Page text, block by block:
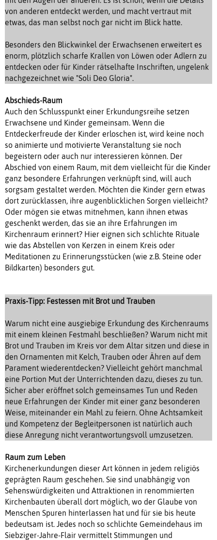
von anderen entdeckt werden, und macht vertraut mit
etwas, das man selbst noch gar nicht im Blick hatte.
Besonders den Blickwinkel der Erwachsenen erweitert es
enorm, plötzlich scharfe Krallen von Löwen oder Adlern zu
entdecken oder für Kinder rätselhafte Inschriften, ungelenk
nachgezeichnet wie "Soli Deo Gloria".
Abschieds-Raum
Auch den Schlusspunkt einer Erkundungsreihe setzen
Erwachsene und Kinder gemeinsam. Wenn die
Entdeckerfreude der Kinder erloschen ist, wird keine noch
so animierte und motivierte Veranstaltung sie noch
begeistern oder auch nur interessieren können. Der
Abschied von einem Raum, mit dem vielleicht für die Kinder
ganz besondere Erfahrungen verknüpft sind, will auch
sorgsam gestaltet werden. Möchten die Kinder gern etwas
dort zurücklassen, ihre augenblicklichen Sorgen vielleicht?
Oder mögen sie etwas mitnehmen, kann ihnen etwas
geschenkt werden, das sie an ihre Erfahrungen im
Kirchenraum erinnert? Hier eignen sich schlichte Rituale
wie das Abstellen von Kerzen in einem Kreis oder
Meditationen zu Erinnerungsstücken (wie z.B. Steine oder
Bildkarten) besonders gut.
Praxis-Tipp: Festessen mit Brot und Trauben
Warum nicht eine ausgiebige Erkundung des Kirchenraums
mit einem kleinen Festmahl beschließen? Warum nicht mit
Brot und Trauben im Kreis vor dem Altar sitzen und diese in
den Ornamenten mit Kelch, Trauben oder Ähren auf dem
Parament wiederentdecken? Vielleicht gehört manchmal
eine Portion Mut der Unterrichtenden dazu, dieses zu tun.
Sicher aber eröffnet solch gemeinsames Tun und Reden
neue Erfahrungen der Kinder mit einer ganz besonderen
Weise, miteinander ein Mahl zu feiern. Ohne Achtsamkeit
und Kompetenz der Begleitpersonen ist natürlich auch
diese Anregung nicht verantwortungsvoll umzusetzen.
Raum zum Leben
Kirchenerkundungen dieser Art können in jedem religiös
geprägten Raum geschehen. Sie sind unabhängig von
Sehenswürdigkeiten und Attraktionen in renommierten
Kirchenbauten überall dort möglich, wo der Glaube von
Menschen Spuren hinterlassen hat und für sie bis heute
bedeutsam ist. Jedes noch so schlichte Gemeindehaus im
Siebziger-Jahre-Flair vermittelt Stimmungen und